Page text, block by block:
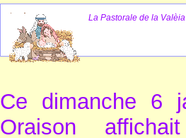
La Pastorale de la Valèia
Ce dimanche 6
Oraison